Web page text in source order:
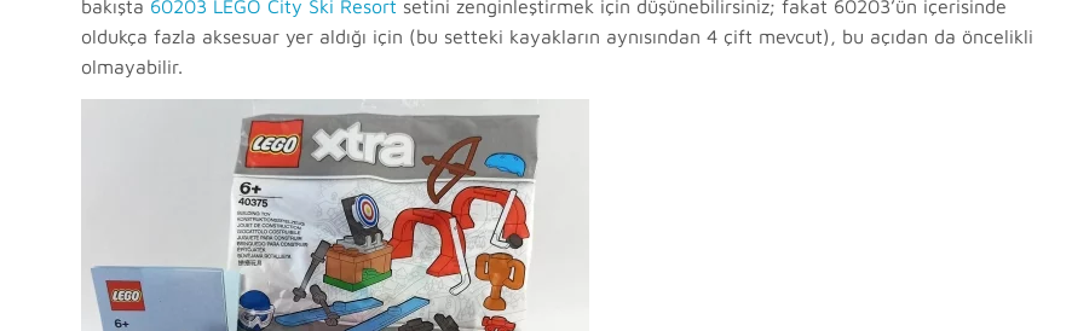
bakışta 60203 LEGO City Ski Resort setini zenginleştirmek için düşünebilirsiniz; fakat 60203’ün içerisinde
oldukça fazla aksesuar yer aldığı için (bu setteki kayakların aynısından 4 çift mevcut), bu açıdan da öncelikli
olmayabilir.